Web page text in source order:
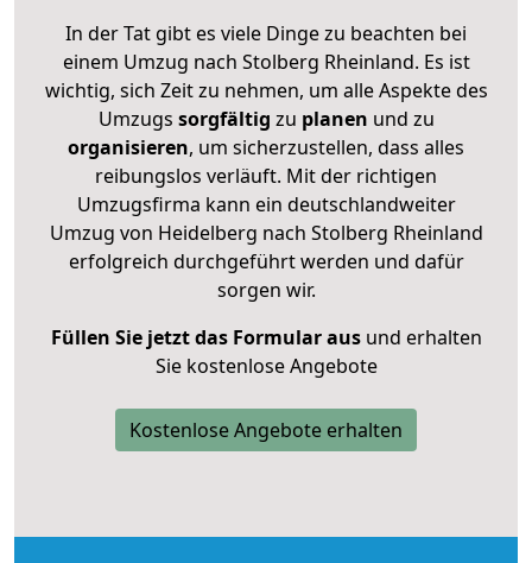
In der Tat gibt es viele Dinge zu beachten bei
einem Umzug nach Stolberg Rheinland. Es ist
wichtig, sich Zeit zu nehmen, um alle Aspekte des
Umzugs sorgfältig zu planen und zu
organisieren, um sicherzustellen, dass alles
reibungslos verläuft. Mit der richtigen
Umzugsfirma kann ein deutschlandweiter
Umzug von Heidelberg nach Stolberg Rheinland
erfolgreich durchgeführt werden und dafür
sorgen wir.
Füllen Sie jetzt das Formular ausund erhalten
Sie kostenlose Angebote
Kostenlose Angebote erhalten